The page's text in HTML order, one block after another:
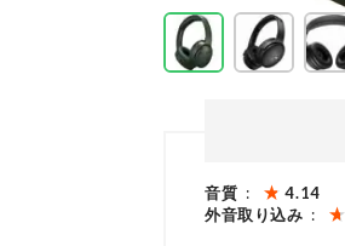
音質 4.14
外音取り込み